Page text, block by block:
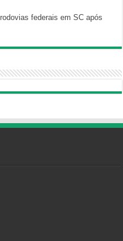
federais em SC após